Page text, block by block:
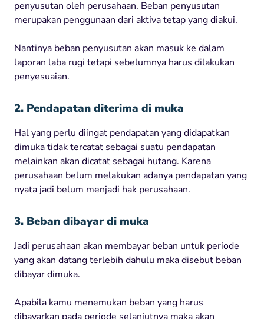
penyusutan oleh perusahaan. Beban penyusutan
merupakan penggunaan dari aktiva tetap yang diakui.
Nantinya beban penyusutan akan masuk ke dalam
laporan laba rugi tetapi sebelumnya harus dilakukan
penyesuaian.
2. Pendapatan diterima di muka
Hal yang perlu diingat pendapatan yang didapatkan
dimuka tidak tercatat sebagai suatu pendapatan
melainkan akan dicatat sebagai hutang. Karena
perusahaan belum melakukan adanya pendapatan yang
nyata jadi belum menjadi hak perusahaan.
3. Beban dibayar di muka
Jadi perusahaan akan membayar beban untuk periode
yang akan datang terlebih dahulu maka disebut beban
dibayar dimuka.
Apabila kamu menemukan beban yang harus